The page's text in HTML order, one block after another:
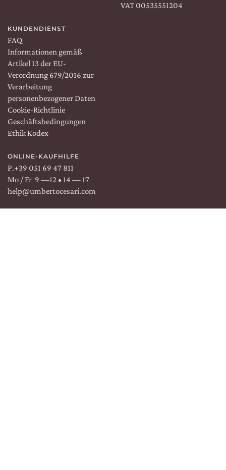
VAT 00535551204
KUNDENDIENST
FAQ
Informationen gemäß
Artikel 13 der EU-
Verordnung 679/2016 zur
Verarbeitung
personenbezogener Daten
Cookie-Richtlinie
Geschäftsbedingungen
Ethik Kodex
ONLINE-KAUFHILFE
P.+39 051 69 47 811
Mo / Fr 9 —12 • 14 — 17
help@umbertocesari.com